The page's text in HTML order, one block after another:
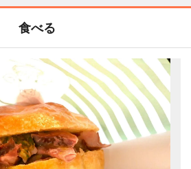
食べる